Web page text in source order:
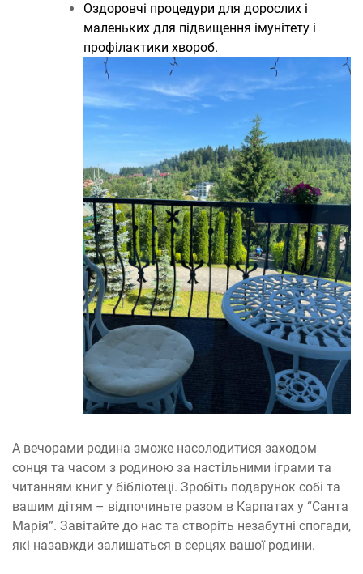
Оздоровчі процедури для дорослих і
маленьких для підвищення імунітету і
профілактики хвороб.
А вечорами родина зможе насолодитися заходом
сонця та часом з родиною за настільними іграми та
читанням книг у бібліотеці. Зробіть подарунок собі та
вашим дітям – відпочиньте разом в Карпатах у “Санта
Марія”. Завітайте до нас та створіть незабутні спогади,
які назавжди залишаться в серцях вашої родини.